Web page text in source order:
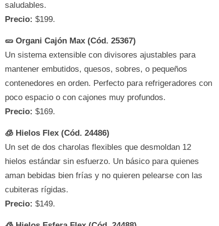
saludables.
Precio: $199.
🥒 Organi Cajón Max (Cód. 25367)
Un sistema extensible con divisores ajustables para
mantener embutidos, quesos, sobres, o pequeños
contenedores en orden. Perfecto para refrigeradores con
poco espacio o con cajones muy profundos.
Precio: $169.
🧊 Hielos Flex (Cód. 24486)
Un set de dos charolas flexibles que desmoldan 12
hielos estándar sin esfuerzo. Un básico para quienes
aman bebidas bien frías y no quieren pelearse con las
cubiteras rígidas.
Precio: $149.